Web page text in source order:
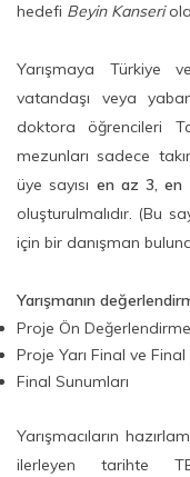
hedefi Beyin Kanseri
Yarışmaya Türkiye
vatandaşı veya
doktora öğrencileri
mezunları sadece
üye sayısı en az 3, en
oluşturulmalıdır. (Bu
için bir danışman
Yarışmanın
Proje Ön
Proje Yarı Final ve Final
Final Sunumları
Yarışmacıların
ilerleyen tarihte